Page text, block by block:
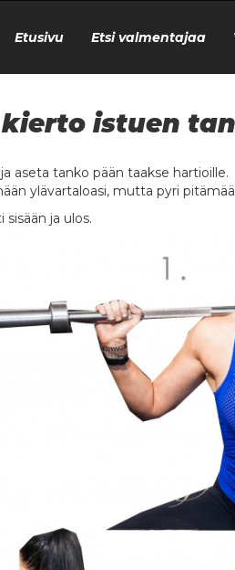
Etusivu Etsi valmentajaa
istuen
aseta tanko pään taakse hartioille.
ylävartaloasi, mutta pyri
sisään ja ulos.